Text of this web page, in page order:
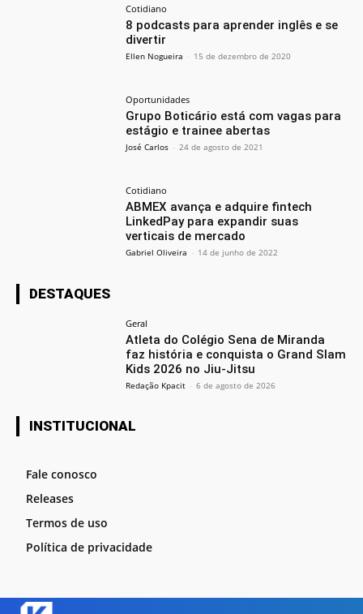
Cotidiano
8 podcasts para aprender inglês e se
divertir
Ellen Nogueira - 15 de dezembro de 2020
Oportunidades
Grupo Boticário está com vagas para
estágio e trainee abertas
José Carlos - 24 de agosto de 2021
Cotidiano
ABMEX avança e adquire fintech
LinkedPay para expandir suas
verticais de mercado
Gabriel Oliveira - 14 de junho de 2022
DESTAQUES
Geral
Atleta do Colégio Sena de Miranda
faz história e conquista o Grand Slam
Kids 2026 no Jiu-Jitsu
Redação Kpacit - 6 de agosto de 2026
INSTITUCIONAL
Fale conosco
Releases
Termos de uso
Política de privacidade